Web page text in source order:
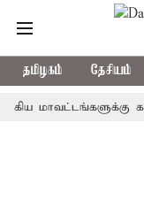
தமிழகம் தேசியம்
கன